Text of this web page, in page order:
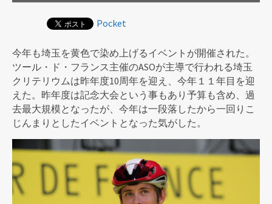
Pocket
今年も埼玉を黄色で染め上げるイベントが開催された。
ツール・ド・フランス主催のASOが主導で行われる埼玉
クリテリウムは昨年度10周年を迎え、今年１１年目を迎
えた。昨年度は記念大会という事もあり予算も含め、過
去最大規模となったが、今年は一段落したから一回りこ
じんまりとしたイベントとなった気がした。